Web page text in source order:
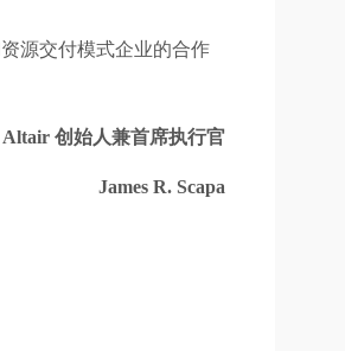
源交付模式企业的合作
Altair 创始人兼首席执行官
James R. Scapa